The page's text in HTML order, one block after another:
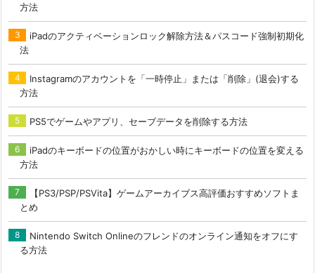
方法
iPadのアクティベーションロック解除方法＆パスコード強制初期化
法
Instagramのアカウントを「一時停止」または「削除」(退会)する
方法
PS5でゲームやアプリ、セーブデータを削除する方法
iPadのキーボードの位置がおかしい時にキーボードの位置を変える
方法
【PS3/PSP/PSVita】ゲームアーカイブス高評価おすすめソフトま
とめ
Nintendo Switch Onlineのフレンドのオンライン通知をオフにす
る方法